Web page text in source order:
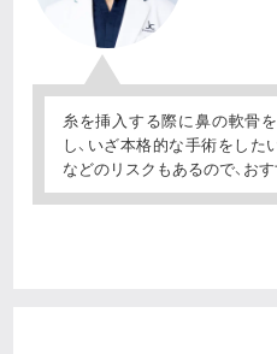
糸を挿入する際に鼻の軟骨
し、いざ本格的な手術をし
などのリスクもあるので、お